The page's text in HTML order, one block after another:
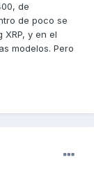
de
de poco se
y en el
modelos. Pero